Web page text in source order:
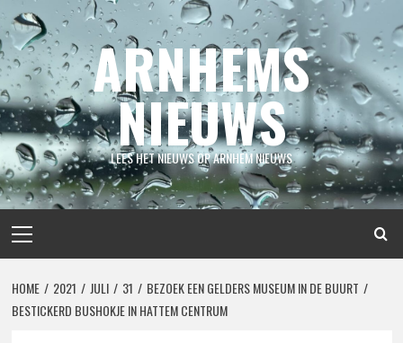
Spring
naar
inhoud
ARNHEMS
NIEUWS
LEES HET NIEUWS OP ARNHEM NIEUWS
menu
HOME 2021 JULI 31
BEZOEK EEN GELDERS MUSEUM IN DE BUURT
BESTICKERD BUSHOKJE IN HATTEM CENTRUM